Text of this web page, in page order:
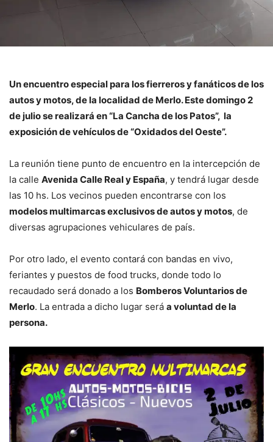
Un encuentro especial para los fierreros y fanáticos de los
autos y motos, de la localidad de Merlo. Este domingo 2
de julio se realizará en “La Cancha de los Patos”, la
exposición de vehículos de “Oxidados del Oeste”.
La reunión tiene punto de encuentro en la intercepción de
la calle Avenida Calle Real y España, y tendrá lugar desde
las 10 hs. Los vecinos pueden encontrarse con los
modelos multimarcas exclusivos de autos y motos, de
diversas agrupaciones vehiculares de país.
Por otro lado, el evento contará con bandas en vivo,
feriantes y puestos de food trucks, donde todo lo
recaudado será donado a los Bomberos Voluntarios de
Merlo. La entrada a dicho lugar será a voluntad de la
persona.